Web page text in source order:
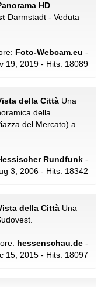
HD
Darmstadt - Veduta
Foto-Webcam.eu -
19, 2019 - Hits: 18089
della Città Una
della
del Mercato) a
Rundfunk -
3, 2006 - Hits: 18342
della Città Una
hessenschau.de -
15, 2015 - Hits: 18097